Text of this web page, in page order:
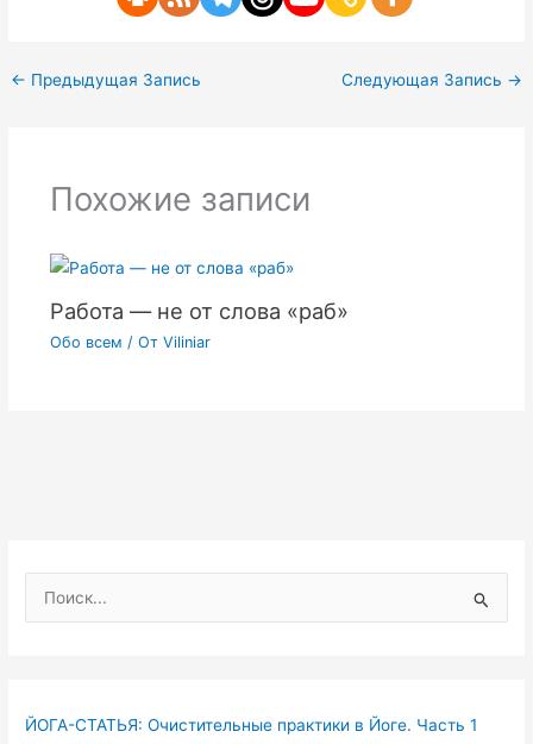
← Предыдущая Запись Следующая Запись →
Похожие записи
Работа — не от слова «раб»
Обо всем / От Viliniar
о
к
ЙОГА-СТАТЬЯ: Очистительные практики в Йоге. Часть 1